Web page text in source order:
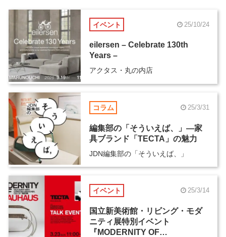
イベント 25/10/24
eilersen – Celebrate 130th
Years –
アクタス・丸の内店
コラム 25/3/31
編集部の「そういえば、」―家
具ブランド「TECTA」の魅力
JDN編集部の「そういえば、」
イベント 25/3/14
国立新美術館・リビング・モダ
ニティ展特別イベント
『MODERNITY OF